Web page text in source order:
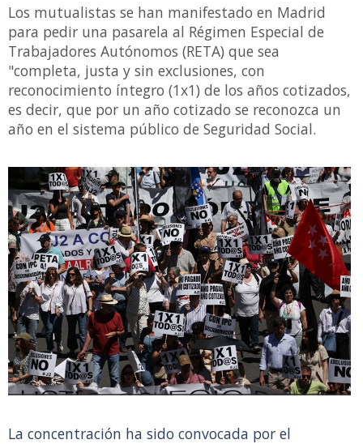
Los mutualistas se han manifestado en Madrid
para pedir una pasarela al Régimen Especial de
Trabajadores Autónomos (RETA) que sea
"completa, justa y sin exclusiones, con
reconocimiento íntegro (1x1) de los años cotizados,
es decir, que por un año cotizado se reconozca un
año en el sistema público de Seguridad Social.
La concentración ha sido convocada por el